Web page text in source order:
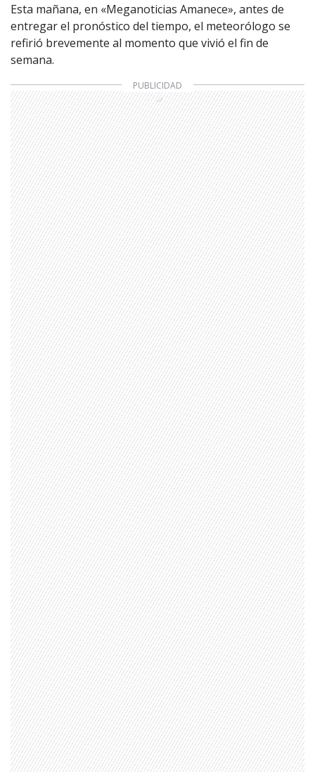
Esta mañana, en «Meganoticias Amanece», antes de
entregar el pronóstico del tiempo, el meteorólogo se
refirió brevemente al momento que vivió el fin de
semana.